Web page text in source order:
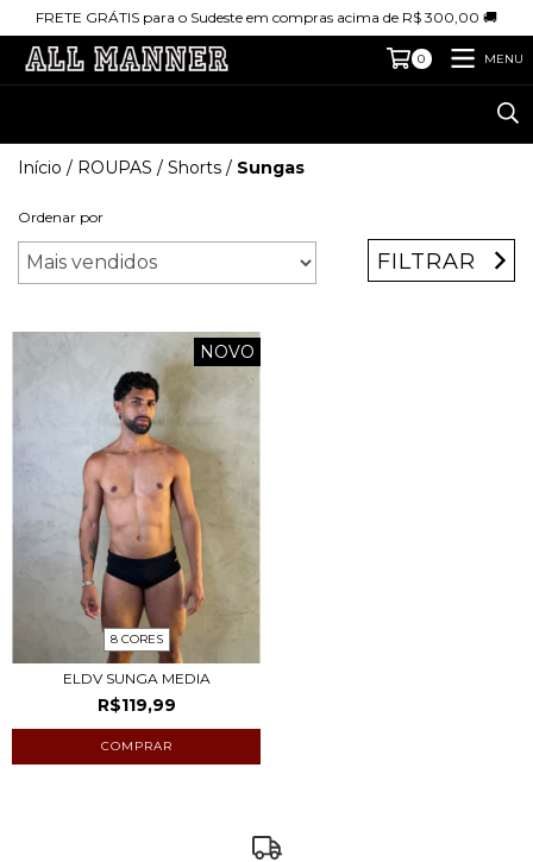
FRETE GRÁTIS para o Sudeste em compras acima de R$ 300,00 🚚
0 MENU
Início / ROUPAS / Shorts / Sungas
Ordenar por
FILTRAR
NOVO
8 CORES
ELDV SUNGA MEDIA
R$119,99
COMPRAR